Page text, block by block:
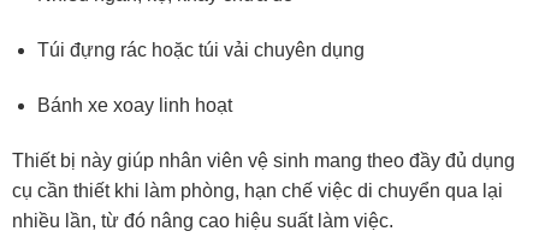
Túi đựng rác hoặc túi vải chuyên dụng
Bánh xe xoay linh hoạt
Thiết bị này giúp nhân viên vệ sinh mang theo đầy đủ dụng
cụ cần thiết khi làm phòng, hạn chế việc di chuyển qua lại
nhiều lần, từ đó nâng cao hiệu suất làm việc.